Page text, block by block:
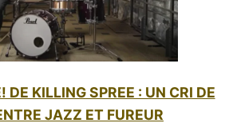
DE KILLING SPREE : UN CRI DE
JAZZ ET FUREUR